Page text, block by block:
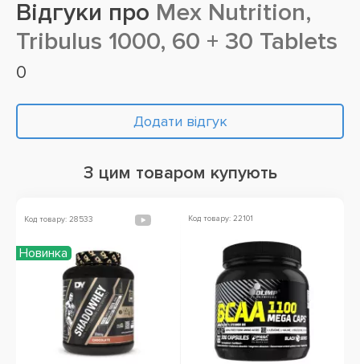
Відгуки про Mex Nutrition,
Tribulus 1000, 60 + 30 Tablets
0
Додати відгук
З цим товаром купують
Код товару: 28533
Новинка
Код товару: 22101